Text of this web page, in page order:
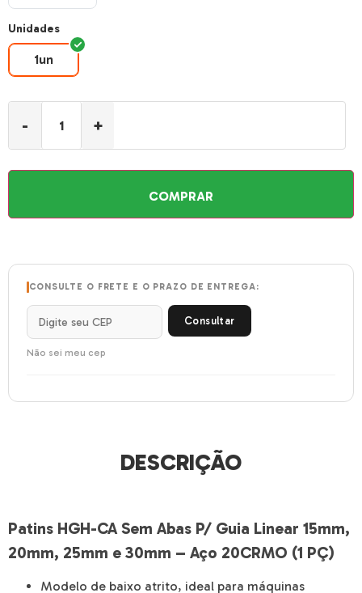
Unidades
1un
- +
COMPRAR
CONSULTE O FRETE E O PRAZO DE ENTREGA:
Consultar
Não sei meu cep
DESCRIÇÃO
Patins HGH-CA Sem Abas P/ Guia Linear 15mm,
20mm, 25mm e 30mm – Aço 20CRMO (1 PÇ)
Modelo de baixo atrito, ideal para máquinas